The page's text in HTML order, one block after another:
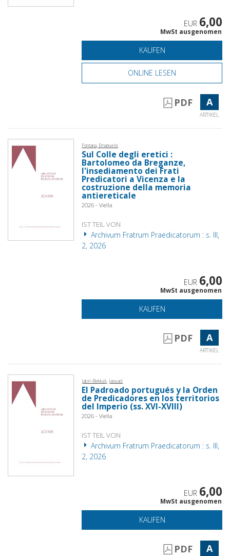
EUR 6,00
MwSt ausgenomen
KAUFEN
ONLINE LESEN
PDF A
ARTIKEL
Fontana, Emanuele
Sul Colle degli eretici :
Bartolomeo da Breganze,
l'insediamento dei Frati
Predicatori a Vicenza e la
costruzione della memoria
antiereticale
2026 - Viella
IST TEIL VON
Archivum Fratrum Praedicatorum : s. III,
2, 2026
EUR 6,00
MwSt ausgenomen
KAUFEN
PDF A
ARTIKEL
Jabri-Bekkali, Jaouad
El Padroado portugués y la Orden
de Predicadores en los territorios
del Imperio (ss. XVI-XVIII)
2026 - Viella
IST TEIL VON
Archivum Fratrum Praedicatorum : s. III,
2, 2026
EUR 6,00
MwSt ausgenomen
KAUFEN
PDF A